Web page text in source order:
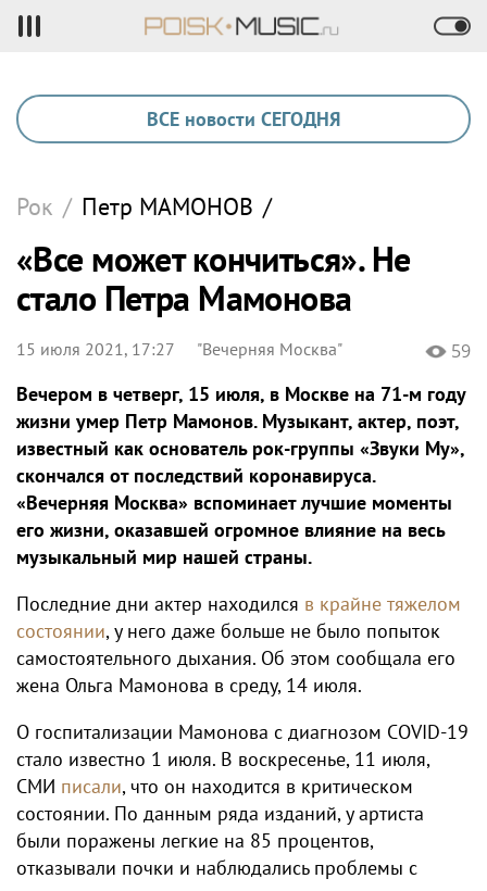
ВСЕ новости СЕГОДНЯ
Рок / Петр МАМОНОВ /
«Все может кончиться». Не
стало Петра Мамонова
15 июля 2021, 17:27 "Вечерняя Москва" 59
Вечером в четверг, 15 июля, в Москве на 71-м году
жизни умер Петр Мамонов. Музыкант, актер, поэт,
известный как основатель рок-группы «Звуки Му»,
скончался от последствий коронавируса.
«Вечерняя Москва» вспоминает лучшие моменты
его жизни, оказавшей огромное влияние на весь
музыкальный мир нашей страны.
Последние дни актер находился в крайне тяжелом
состоянии, у него даже больше не было попыток
самостоятельного дыхания. Об этом сообщала его
жена Ольга Мамонова в среду, 14 июля.
О госпитализации Мамонова с диагнозом COVID-19
стало известно 1 июля. В воскресенье, 11 июля,
СМИ писали, что он находится в критическом
состоянии. По данным ряда изданий, у артиста
были поражены легкие на 85 процентов,
отказывали почки и наблюдались проблемы с